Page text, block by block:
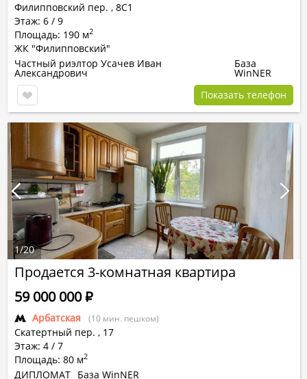
Филипповский пер. , 8С1
Этаж: 6 / 9
Площадь: 190 м2
ЖК "Филипповский"
Частный риэлтор Усачев Иван
Александрович
База
WinNER
Показать телефон
Продается 3-комнатная квартира
Арбатская (10 мин. пешком)
Скатертный пер. , 17
Этаж: 4 / 7
Площадь: 80 м2
59 000 000Р
ДИПЛОМАТ База WinNER
1/20